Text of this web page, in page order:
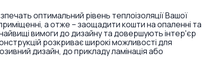
оптимальний рівень теплоізоляції Вашої
а отже – заощадити кошти на опаленні та
вимоги до дизайну та довершують інтер'єр
розкриває широкі можливості для
дизайн, до прикладу ламінація або